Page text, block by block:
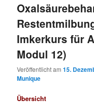
Imkerkurs für
Modul 12)
Veröffentlicht am15.
Munique
Übersicht